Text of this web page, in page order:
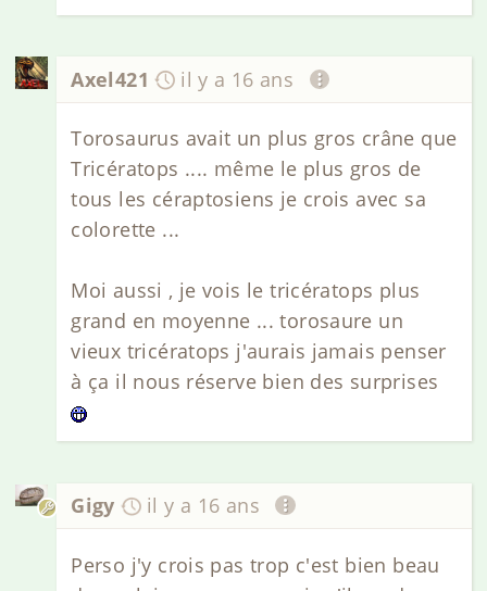
Axel421 il y a 16 ans
Torosaurus avait un plus gros crâne que
Tricératops .... même le plus gros de
tous les céraptosiens je crois avec sa
colorette ...
Moi aussi , je vois le tricératops plus
grand en moyenne ... torosaure un
vieux tricératops j'aurais jamais penser
à ça il nous réserve bien des surprises
Gigy il y a 16 ans
Perso j'y crois pas trop c'est bien beau